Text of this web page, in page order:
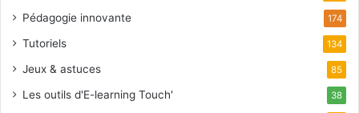
Pédagogie innovante 174
Tutoriels 134
Jeux & astuces 85
Les outils d'E-learning Touch' 38